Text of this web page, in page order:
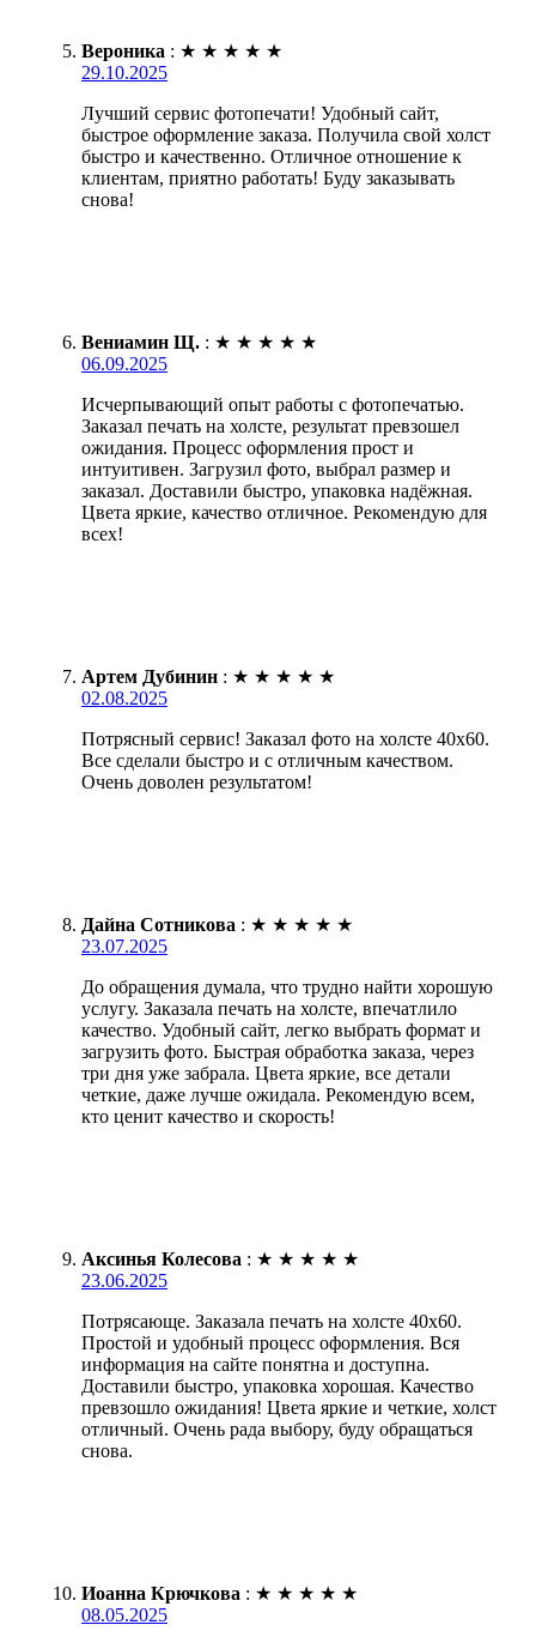
Вероника : ★ ★ ★ ★ ★
29.10.2025
Лучший сервис фотопечати! Удобный сайт,
быстрое оформление заказа. Получила свой холст
быстро и качественно. Отличное отношение к
клиентам, приятно работать! Буду заказывать
снова!
Вениамин Щ. : ★ ★ ★ ★ ★
06.09.2025
Исчерпывающий опыт работы с фотопечатью.
Заказал печать на холсте, результат превзошел
ожидания. Процесс оформления прост и
интуитивен. Загрузил фото, выбрал размер и
заказал. Доставили быстро, упаковка надёжная.
Цвета яркие, качество отличное. Рекомендую для
всех!
Артем Дубинин : ★ ★ ★ ★ ★
02.08.2025
Потрясный сервис! Заказал фото на холсте 40х60.
Все сделали быстро и с отличным качеством.
Очень доволен результатом!
Дайна Сотникова : ★ ★ ★ ★ ★
23.07.2025
До обращения думала, что трудно найти хорошую
услугу. Заказала печать на холсте, впечатлило
качество. Удобный сайт, легко выбрать формат и
загрузить фото. Быстрая обработка заказа, через
три дня уже забрала. Цвета яркие, все детали
четкие, даже лучше ожидала. Рекомендую всем,
кто ценит качество и скорость!
Аксинья Колесова : ★ ★ ★ ★ ★
23.06.2025
Потрясающе. Заказала печать на холсте 40х60.
Простой и удобный процесс оформления. Вся
информация на сайте понятна и доступна.
Доставили быстро, упаковка хорошая. Качество
превзошло ожидания! Цвета яркие и четкие, холст
отличный. Очень рада выбору, буду обращаться
снова.
Иоанна Крючкова : ★ ★ ★ ★ ★
08.05.2025